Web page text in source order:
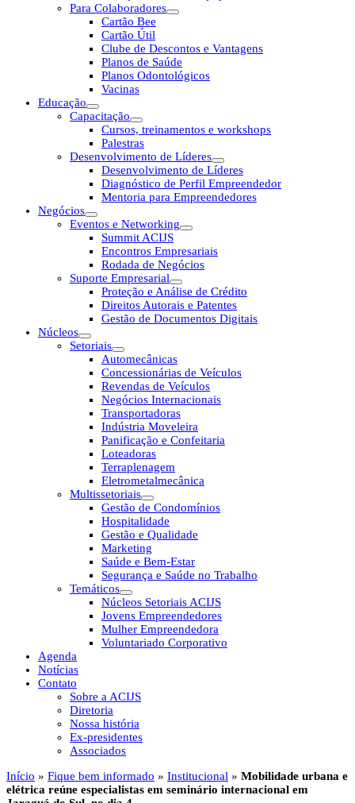
Para Colaboradores
Cartão Bee
Cartão Útil
Clube de Descontos e Vantagens
Planos de Saúde
Planos Odontológicos
Vacinas
Educação
Capacitação
Cursos, treinamentos e workshops
Palestras
Desenvolvimento de Líderes
Desenvolvimento de Líderes
Diagnóstico de Perfil Empreendedor
Mentoria para Empreendedores
Negócios
Eventos e Networking
Summit ACIJS
Encontros Empresariais
Rodada de Negócios
Suporte Empresarial
Proteção e Análise de Crédito
Direitos Autorais e Patentes
Gestão de Documentos Digitais
Núcleos
Setoriais
Automecânicas
Concessionárias de Veículos
Revendas de Veículos
Negócios Internacionais
Transportadoras
Indústria Moveleira
Panificação e Confeitaria
Loteadoras
Terraplenagem
Eletrometalmecânica
Multissetoriais
Gestão de Condomínios
Hospitalidade
Gestão e Qualidade
Marketing
Saúde e Bem-Estar
Segurança e Saúde no Trabalho
Temáticos
Núcleos Setoriais ACIJS
Jovens Empreendedores
Mulher Empreendedora
Voluntariado Corporativo
Agenda
Notícias
Contato
Sobre a ACIJS
Diretoria
Nossa história
Ex-presidentes
Associados
Início » Fique bem informado » Institucional » Mobilidade urbana e
elétrica reúne especialistas em seminário internacional em